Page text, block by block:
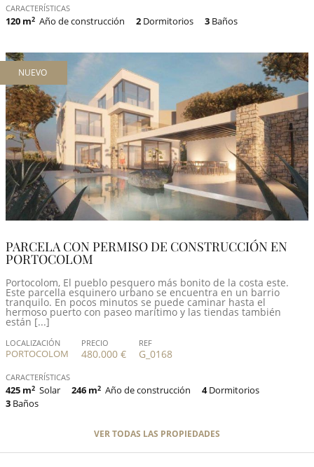
CARACTERÍSTICAS
120 m2 Año de construcción 2 Dormitorios 3 Baños
NUEVO
PARCELA CON PERMISO DE CONSTRUCCIÓN EN
PORTOCOLOM
Portocolom, El pueblo pesquero más bonito de la costa este.
Este parcella esquinero urbano se encuentra en un barrio
tranquilo. En pocos minutos se puede caminar hasta el
hermoso puerto con paseo marítimo y las tiendas también
están [...]
LOCALIZACIÓN
PORTOCOLOM
PRECIO
480.000 €
REF
G_0168
CARACTERÍSTICAS
425 m2 Solar 246 m2 Año de construcción 4Dormitorios
3 Baños
VER TODAS LAS PROPIEDADES